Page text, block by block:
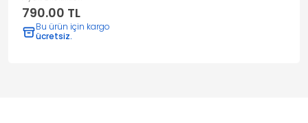
790.00 TL
Bu ürün için kargo
ücretsiz.